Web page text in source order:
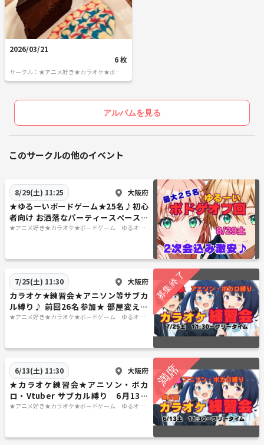
以上ですが 緩く楽しみましょう！
質問等ありましたら
コメント下さい！
Q食べもの 飲みもの食べは持ち込みですか？
セルフで買い出しお願いします
★前回は19:00から皆さんアルコールや
食べものを皆さんで買いに
行ってらっしゃいました。
19:00からはパーティータイム
なのでその時に交換頂ければ
名札📛もつけて頂きます
Qたまに 休憩がしたいです
A前回はガチっぽい人はずっとゲームに参加
されていましたがキッチンは飲み食べ自由
ですので自分のペースで休憩して下さい
2026/03/21
6 枚
サークル：★アニメ好き★カラオケ★ボード
ゲーム ゆるオタさんの交流の広場
アルバムを見る
このサークルの他のイベント
8/29(土) 11:25 大阪府
★ゆるーいボードゲーム★25名♪初心
者向け お洒落なパーティースペースで
♪2次会込み 8月29日土曜日 🔰大歓
★アニメ好き★カラオケ★ボードゲーム ゆるオタ
7/25(土) 11:30 大阪府
カラオケ★練習会★アニソン等サブカ
ル縛り♪ 前回26名参加★ 部屋変えで
同じ曲歌うえる！
★アニメ好き★カラオケ★ボードゲーム ゆるオタ
6/13(土) 11:30 大阪府
★カラオケ練習会★アニソン・ボカ
ロ・Vtuber サブカル縛り 6月13日
土
★アニメ好き★カラオケ★ボードゲーム ゆるオタ